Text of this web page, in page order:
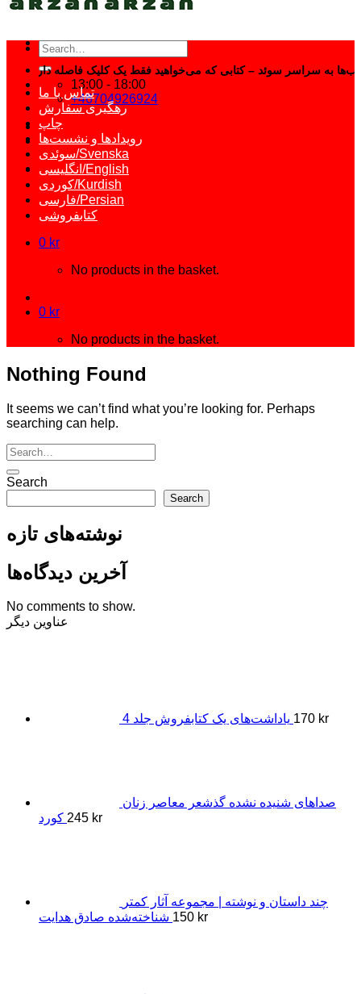
13:00 - 18:00
+46704926924
Search
for:
تماس با ما
رهگیری سفارش
چاپ
رویدادها و نشست‌ها
سوئدی/Svenska
انگلیسی/English
کوردی/Kurdish
فارسی/Persian
کتابفروشی
0 kr
No products in the basket.
0 kr
No products in the basket.
Nothing Found
It seems we can’t find what you’re looking for. Perhaps
searching can help.
Search
Search
نوشته‌های تازه
آخرین دیدگاه‌ها
No comments to show.
عناوین دیگر
یاداشت‌های یک کتابفروش جلد 4 170 kr
صداهای شنیده نشده گذشعر معاصر زنان
کورد 245 kr
چند داستان و نوشته | مجموعه آثار کمتر
شناخته‌شده صادق هدایت 150 kr